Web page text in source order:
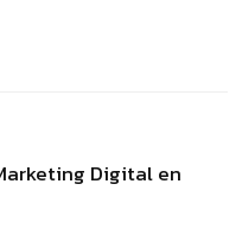
Digital en